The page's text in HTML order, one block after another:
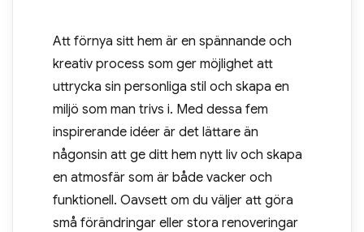
Att förnya sitt hem är en spännande och
kreativ process som ger möjlighet att
uttrycka sin personliga stil och skapa en
miljö som man trivs i. Med dessa fem
inspirerande idéer är det lättare än
någonsin att ge ditt hem nytt liv och skapa
en atmosfär som är både vacker och
funktionell. Oavsett om du väljer att göra
små förändringar eller stora renoveringar